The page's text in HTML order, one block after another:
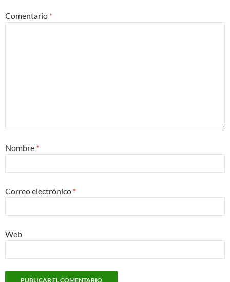
Comentario *
Nombre *
Correo electrónico *
Web